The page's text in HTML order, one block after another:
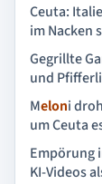
Ceuta:
im Nacken
Gegrillte
und
Meloni
um Ceuta
Empörung
KI-Videos